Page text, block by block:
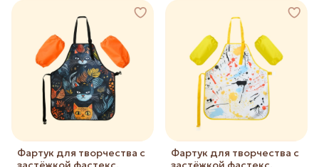
Фартук для творчества с
Фартук для творчества с